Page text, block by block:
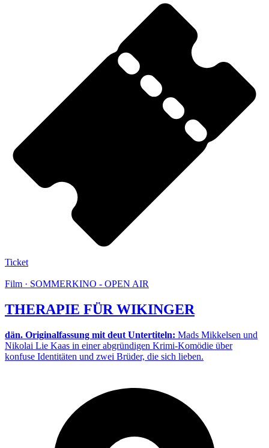
Ticket
Film · SOMMERKINO - OPEN AIR
THERAPIE FÜR WIKINGER
dän. Originalfassung mit deut Untertiteln: Mads Mikkelsen und
Nikolai Lie Kaas in einer abgründigen Krimi-Komödie über
konfuse Identitäten und zwei Brüder, die sich lieben.